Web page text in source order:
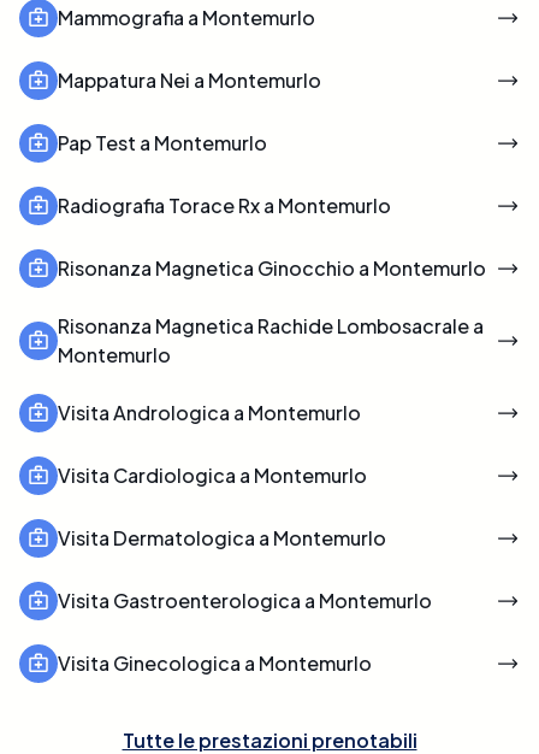
Mammografia a Montemurlo
Mappatura Nei a Montemurlo
Pap Test a Montemurlo
Radiografia Torace Rx a Montemurlo
Risonanza Magnetica Ginocchio a Montemurlo
Risonanza Magnetica Rachide Lombosacrale a
Montemurlo
Visita Andrologica a Montemurlo
Visita Cardiologica a Montemurlo
Visita Dermatologica a Montemurlo
Visita Gastroenterologica a Montemurlo
Visita Ginecologica a Montemurlo
Tutte le prestazioni prenotabili